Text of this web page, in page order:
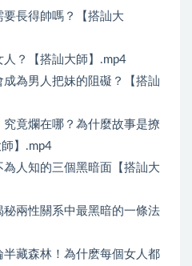
要長得帥嗎？【搭訕大
人？【搭訕大師】.mp4
成為男人把妹的阻礙？【搭訕
究竟爛在哪？為什麼故事是撩
】.mp4
為人知的三個黑暗面【搭訕大
秘兩性關系中最黑暗的一條法
半藏森林！為什麽每個女人都